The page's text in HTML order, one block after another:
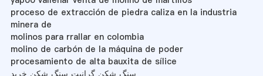
proceso de extracción de piedra caliza en la industria
minera de
molinos para rrallar en colombia
molino de carbón de la máquina de poder
procesamiento de alta bauxita de sílice
سنگ شکن گرانیت سنگ شکن خرید